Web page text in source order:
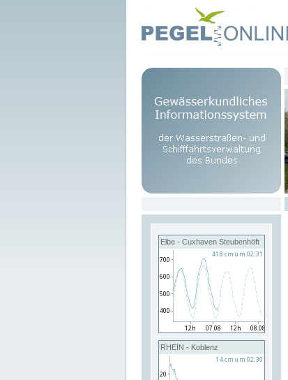
Elbe - Cuxhaven Steubenhöft
RHEIN - Koblenz